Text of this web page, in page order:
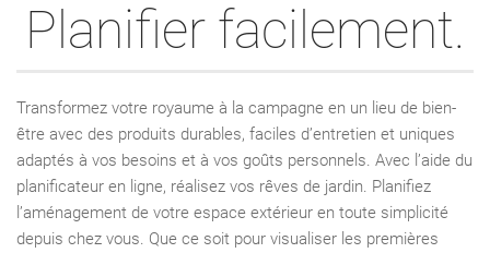
Planifier facilement.
Transformez votre royaume à la campagne en un lieu de bien-
être avec des produits durables, faciles d’entretien et uniques
adaptés à vos besoins et à vos goûts personnels. Avec l’aide du
planificateur en ligne, réalisez vos rêves de jardin. Planifiez
l’aménagement de votre espace extérieur en toute simplicité
depuis chez vous. Que ce soit pour visualiser les premières